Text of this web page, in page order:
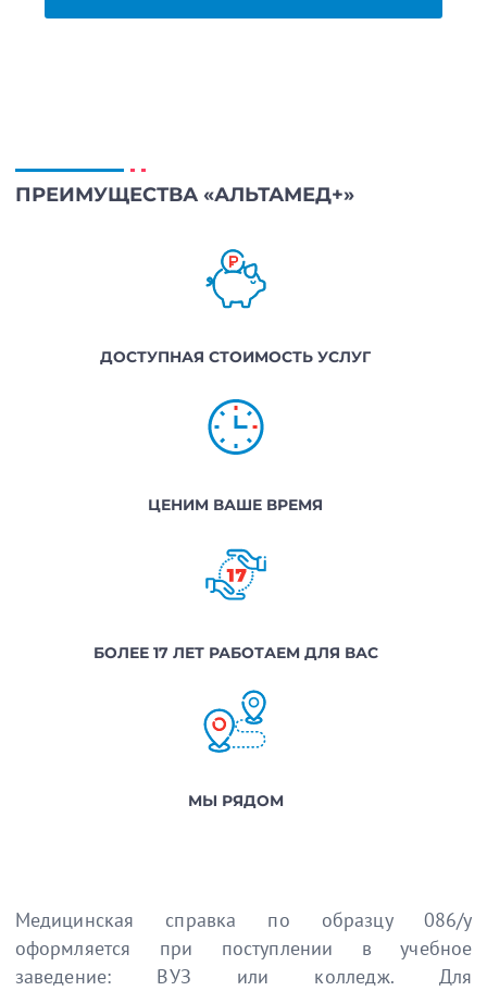
ПРЕИМУЩЕСТВА «АЛЬТАМЕД+»
ДОСТУПНАЯ СТОИМОСТЬ УСЛУГ
ЦЕНИМ ВАШЕ ВРЕМЯ
БОЛЕЕ 17 ЛЕТ РАБОТАЕМ ДЛЯ ВАС
МЫ РЯДОМ
Медицинская справка по образцу 086/у
оформляется при поступлении в учебное
заведение: ВУЗ или колледж. Для